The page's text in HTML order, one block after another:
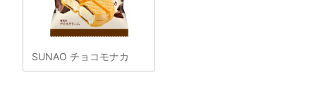
SUNAO チョコモナカ